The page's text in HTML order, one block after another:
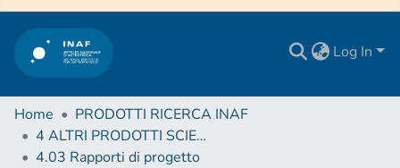
Log In
Home
PRODOTTI RICERCA INAF
4 ALTRI PRODOTTI SCIENTIFICI (Other scientific products)
4.03 Rapporti di progetto